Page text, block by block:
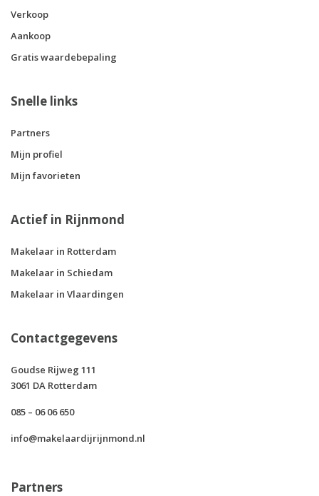
Verkoop
Aankoop
Gratis waardebepaling
Snelle links
Partners
Mijn profiel
Mijn favorieten
Actief in Rijnmond
Makelaar in Rotterdam
Makelaar in Schiedam
Makelaar in Vlaardingen
Contactgegevens
Goudse Rijweg 111
3061 DA Rotterdam
085 – 06 06 650
info@makelaardijrijnmond.nl
Partners